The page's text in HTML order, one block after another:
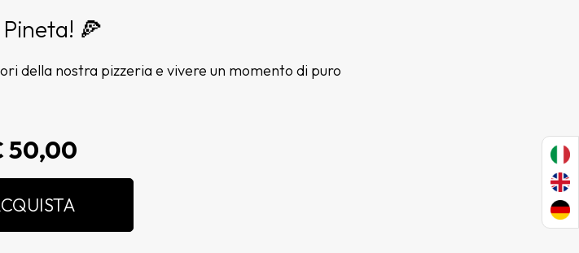
🍕
della nostra pizzeria e vivere un momento di puro
50,00